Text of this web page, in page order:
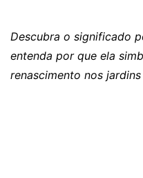
Descubra o significado
entenda por que ela
renascimento nos